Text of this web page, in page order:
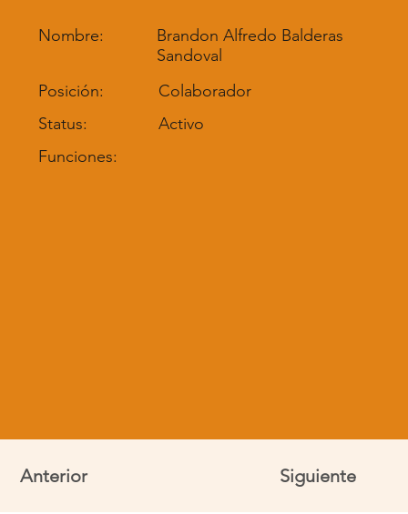
Anterior Siguiente
Brandon Alfredo Balderas
Sandoval
Nombre:
Colaborador
Posición:
Activo
Status:
Funciones: